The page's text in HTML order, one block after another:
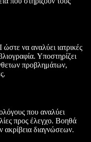
να αναλύει ιατρικές
Υποστηρίζει
προβλημάτων,
που αναλύει
προς έλεγχο. Βοηθά
ακρίβεια διαγνώσεων.